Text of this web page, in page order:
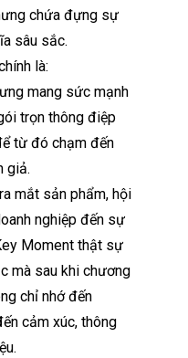
chứa đựng sự
sâu sắc.
là:
mang sức mạnh
trọn thông điệp
từ đó chạm đến
giả.
mắt sản phẩm, hội
nghiệp đến sự
Moment thật sự
mà sau khi chương
chỉ nhớ đến
cảm xúc, thông